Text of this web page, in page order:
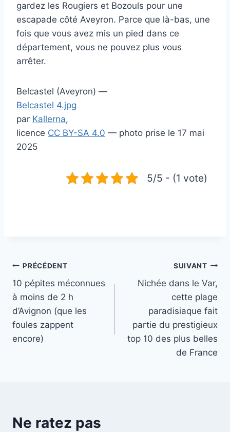
gardez les Rougiers et Bozouls pour une
escapade côté Aveyron. Parce que là-bas, une
fois que vous avez mis un pied dans ce
département, vous ne pouvez plus vous
arrêter.
Belcastel (Aveyron) —
Belcastel 4.jpg
par Kallerna,
licence CC BY-SA 4.0 — photo prise le 17 mai
2025
5/5 - (1 vote)
Navigation
de
l’article
PRÉCÉDENT
10 pépites méconnues
à moins de 2 h
d’Avignon (que les
foules zappent
encore)
SUIVANT
Nichée dans le Var,
cette plage
paradisiaque fait
partie du prestigieux
top 10 des plus belles
de France
Ne ratez pas